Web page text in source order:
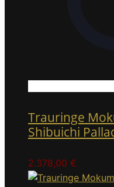
Trauringe
Shibuichi
2.378,00 €